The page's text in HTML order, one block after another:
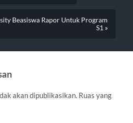
Beasiswa Rapor Untuk Program
S1 »
akan dipublikasikan. Ruas yang